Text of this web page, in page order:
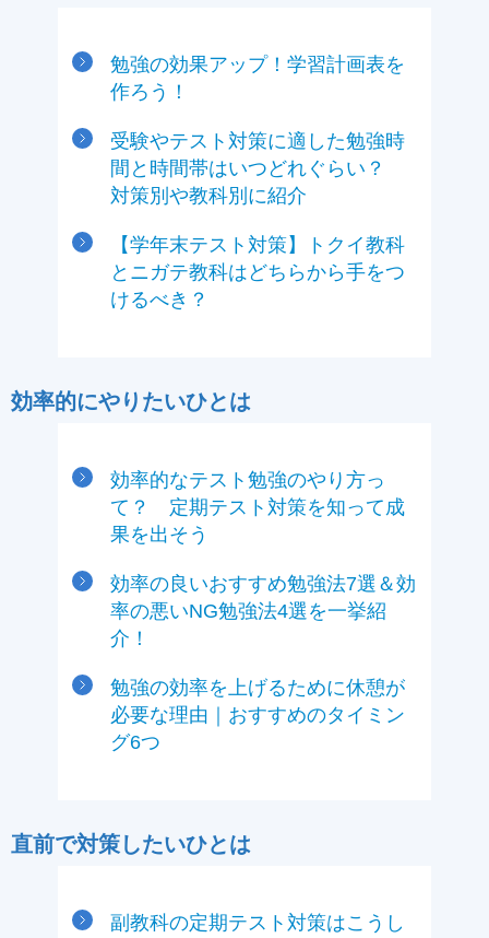
勉強の効果アップ！学習計画表を
作ろう！
受験やテスト対策に適した勉強時
間と時間帯はいつどれぐらい？
対策別や教科別に紹介
【学年末テスト対策】トクイ教科
とニガテ教科はどちらから手をつ
けるべき？
効率的にやりたいひとは
効率的なテスト勉強のやり方っ
て？ 定期テスト対策を知って成
果を出そう
効率の良いおすすめ勉強法7選＆効
率の悪いNG勉強法4選を一挙紹
介！
勉強の効率を上げるために休憩が
必要な理由｜おすすめのタイミン
グ6つ
直前で対策したいひとは
副教科の定期テスト対策はこうし